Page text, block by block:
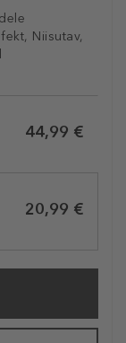
Niisutav,
44,99 €
20,99 €